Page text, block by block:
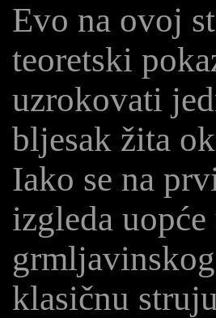
Evo na ovoj
teoretski
uzrokovati
bljesak žita
Iako se na
izgleda
klasičnu